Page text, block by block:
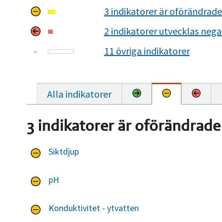
3 indikatorer är oförändrade
2 indikatorer utvecklas
11 övriga indikatorer
Alla indikatorer
3 indikatorer är oförändrade
Siktdjup
pH
Konduktivitet - ytvatten